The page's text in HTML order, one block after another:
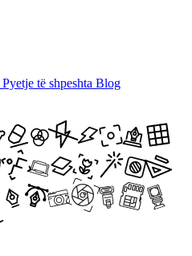
Pyetje të shpeshta Blog